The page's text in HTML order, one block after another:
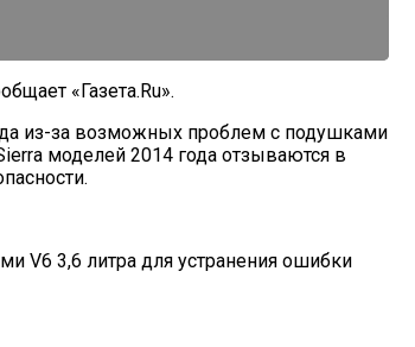
«Газета.Ru».
из-за возможных проблем с подушками
моделей 2014 года отзываются в
V6 3,6 литра для устранения ошибки